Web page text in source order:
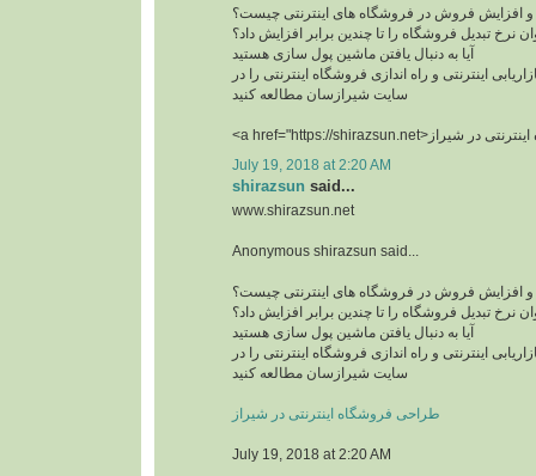
و افزایش فروش در فروشگاه های اینترنتی چیست؟
نرخ تبدیل فروشگاه را تا چندین برابر افزایش داد؟
آیا به دنبال یافتن ماشین پول سازی هستید
اینترنتی و راه اندازی فروشگاه اینترنتی را در
سایت شیرازسان مطالعه کنید
July 19, 2018 at 2:20 AM
shirazsun said...
www.shirazsun.net
Anonymous shirazsun said...
و افزایش فروش در فروشگاه های اینترنتی چیست؟
نرخ تبدیل فروشگاه را تا چندین برابر افزایش داد؟
آیا به دنبال یافتن ماشین پول سازی هستید
اینترنتی و راه اندازی فروشگاه اینترنتی را در
سایت شیرازسان مطالعه کنید
طراحی فروشگاه اینترنتی در شیراز
July 19, 2018 at 2:20 AM